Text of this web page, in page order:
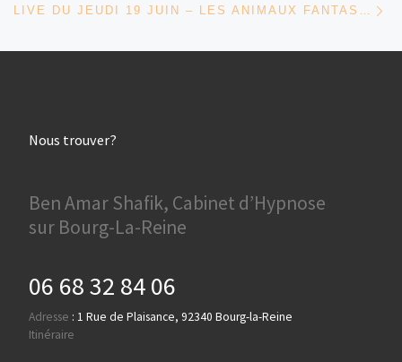
LIVE DU JEUDI 19 JUIN – LES ANIMAUX FANTASTIQUES « LE DAHU » – SHAFIK BEN AMAR HYPNOSE RÉGRESSIVE
Nous trouver?
Ben Amar Shafik, Cabinet d’Hypnose
sur Bourg-La-Reine
06 68 32 84 06
Adresse : 1 Rue de Plaisance, 92340 Bourg-la-Reine
Itinéraire